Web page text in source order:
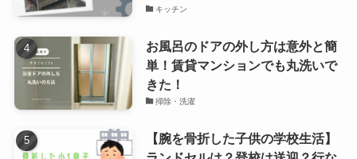
キッチン
お風呂のドアの外し方は意外と簡
単！賃貸マンションでも丸洗いで
きた！
掃除・洗濯
【腕を骨折した子供の学校生活】